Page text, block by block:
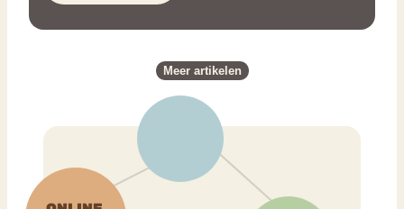
Meer artikelen